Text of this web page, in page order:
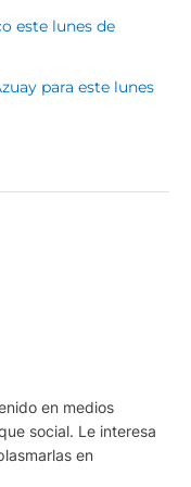
este lunes de
para este lunes
en medios
social. Le interesa
en